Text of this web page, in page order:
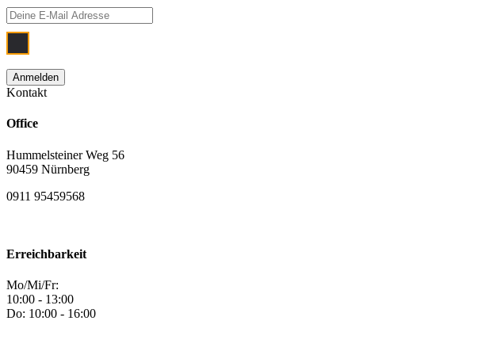
Kontakt
Office
Hummelsteiner Weg 56
90459 Nürnberg
0911 95459568
Erreichbarkeit
Mo/Mi/Fr:
10:00 - 13:00
Do: 10:00 - 16:00